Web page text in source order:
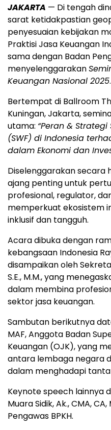
JAKARTA — Di tengah
sarat ketidakpastian
penyesuaian kebijakan
Praktisi Jasa Keuangan
sama dengan Badan
menyelenggarakan
Keuangan Nasional 2025.
Bertempat di Ballroom
Kuningan, Jakarta,
utama: “Peran &
(SWF) di Indonesia
dalam Ekonomi dan
Diselenggarakan secara
ajang penting untuk
profesional, regulator,
memperkuat ekosistem
inklusif dan tangguh.
Acara dibuka dengan
kebangsaan Indonesia
disampaikan oleh
S.E., M.M., yang
dalam membina
sektor jasa keuangan.
Sambutan berikutnya
MAF, Anggota Badan
Keuangan (OJK), yang
antara lembaga negara
dalam menghadapi
Keynote speech lainnya
Muara Sidik, Ak., CMA,
Pengawas BPKH.